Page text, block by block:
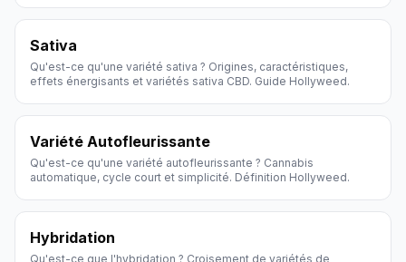
Sativa
Qu'est-ce qu'une variété sativa ? Origines, caractéristiques,
effets énergisants et variétés sativa CBD. Guide Hollyweed.
Variété Autofleurissante
Qu'est-ce qu'une variété autofleurissante ? Cannabis
automatique, cycle court et simplicité. Définition Hollyweed.
Hybridation
Qu'est-ce que l'hybridation ? Croisement de variétés de